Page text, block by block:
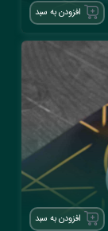
افزودن به سبد
افزودن به سبد